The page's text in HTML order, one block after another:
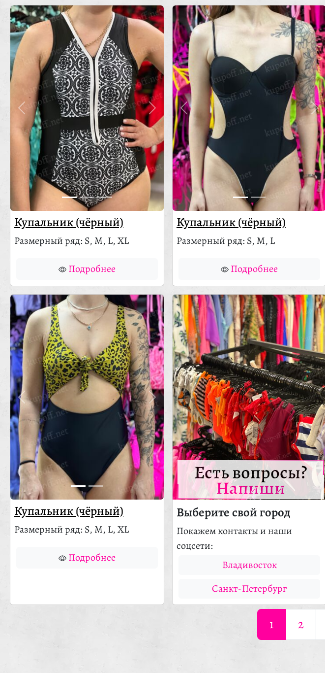
Есть вопросы?
Напиши
Выберите свой город
Покажем контакты и наши
соцсети:
Владивосток
Санкт-Петербург
Купальник (чёрный)
Размерный ряд: S, M, L, XL
Подробнее
Купальник (чёрный)
Размерный ряд: S, M, L
Подробнее
Купальник (чёрный)
Размерный ряд: S, M, L, XL
Подробнее
1 2